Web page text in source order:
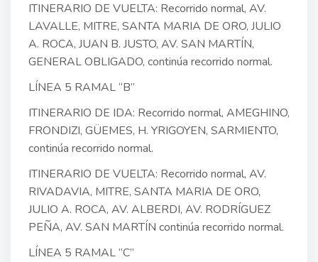
ITINERARIO DE VUELTA: Recorrido normal, AV.
LAVALLE, MITRE, SANTA MARIA DE ORO, JULIO
A. ROCA, JUAN B. JUSTO, AV. SAN MARTÍN,
GENERAL OBLIGADO, continúa recorrido normal.
LÍNEA 5 RAMAL “B”
ITINERARIO DE IDA: Recorrido normal, AMEGHINO,
FRONDIZI, GÜEMES, H. YRIGOYEN, SARMIENTO,
continúa recorrido normal.
ITINERARIO DE VUELTA: Recorrido normal, AV.
RIVADAVIA, MITRE, SANTA MARIA DE ORO,
JULIO A. ROCA, AV. ALBERDI, AV. RODRÍGUEZ
PEÑA, AV. SAN MARTÍN continúa recorrido normal.
LÍNEA 5 RAMAL “C”